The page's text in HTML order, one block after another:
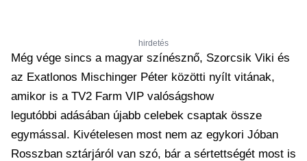
hirdetés
Még vége sincs a magyar színésznő, Szorcsik Viki és
az Exatlonos Mischinger Péter közötti nyílt vitának,
amikor is a TV2 Farm VIP valóságshow
legutóbbi adásában újabb celebek csaptak össze
egymással. Kivételesen most nem az egykori Jóban
Rosszban sztárjáról van szó, bár a sértettségét most is